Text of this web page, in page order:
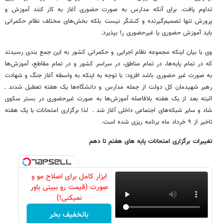
تداوم یافت. برای آنکه مدارس به صورت حضوری آغاز به کار کنند آموزش و
پرورش تنها تصمیم‌گیرنده و کنشگر نیست بلکه بخش‌های مختلف نظام حکمرانی
باید آموزش حضوری یا غیرحضوری را بپذیرد.
وی با بیان اینکه مجموعه نظام اجرایی و حکمرانی کشور به این جمع بندی رسیدند
که در تمام پایه‌ها، در تمام مناطق، در سراسر کشور و در تمام مقاطع، آموزش‌ها
به صورت غیر حضوری باشد افزود: با توجه به اینکه به واسطه آغاز جنگ و شهادت
رهبر شهیدمان کل دولت از جمله مدارس و دانشگاه‌ها یک هفته تعطیل شدند ـ
البته بعد از یک هفته بلافاصله آموزش‌ها به صورت غیرحضوری در بستر سکوی
شاد و سایر شبکه‌های اجتماعی داخلی آغاز شد ـ لذا برگزاری امتحانات با یک هفته
تاخیر از ۹ خرداد ماه برنامه ریزی شده است.
تغییرات برگزاری امتحانات پایه های هفتم تا دهم
ابزار کامل برای اصلاح مو و
صورت (قیمت رو ببینی باور
نمیکنی!)
باتخفیف بخر